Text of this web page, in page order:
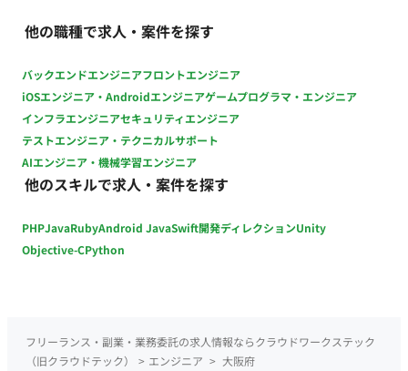
他の職種で求人・案件を探す
バックエンドエンジニアフロントエンジニア
iOSエンジニア・Androidエンジニアゲームプログラマ・エンジニア
インフラエンジニアセキュリティエンジニア
テストエンジニア・テクニカルサポート
AIエンジニア・機械学習エンジニア
他のスキルで求人・案件を探す
PHPJavaRubyAndroid JavaSwift開発ディレクションUnity
Objective-CPython
フリーランス・副業・業務委託の求人情報ならクラウドワークステック
（旧クラウドテック）
> エンジニア > 大阪府